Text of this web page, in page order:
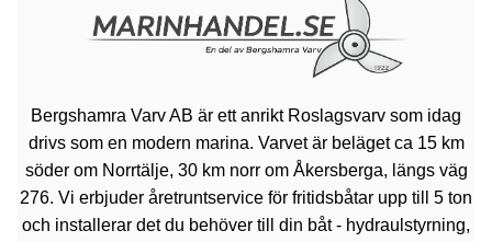
Bergshamra Varv AB är ett anrikt Roslagsvarv som idag
drivs som en modern marina. Varvet är beläget ca 15 km
söder om Norrtälje, 30 km norr om Åkersberga, längs väg
276. Vi erbjuder åretruntservice för fritidsbåtar upp till 5 ton
och installerar det du behöver till din båt - hydraulstyrning,